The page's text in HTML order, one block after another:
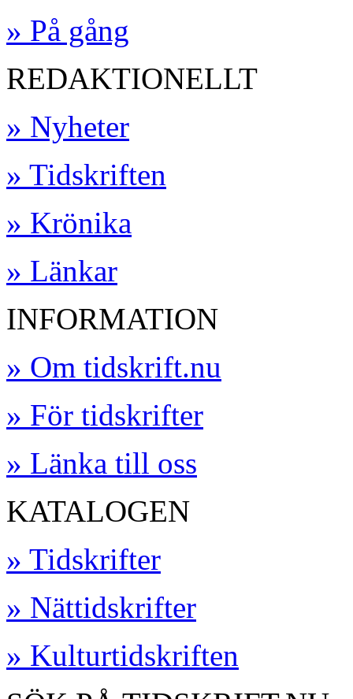
» På gång
REDAKTIONELLT
» Nyheter
» Tidskriften
» Krönika
» Länkar
INFORMATION
» Om tidskrift.nu
» För tidskrifter
» Länka till oss
KATALOGEN
» Tidskrifter
» Nättidskrifter
» Kulturtidskriften